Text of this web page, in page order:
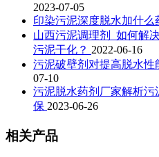
2023-07-05
印染污泥深度脱水加什么
山西污泥调理剂_如何解
污泥干化？ 2022-06-16
污泥破壁剂对提高脱水性
07-10
污泥脱水药剂厂家解析
保 2023-06-26
相关产品